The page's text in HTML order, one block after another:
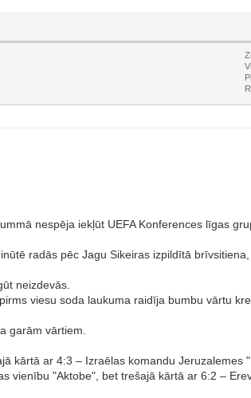
nespēja iekļūt UEFA Konferences līgas
radās pēc Jagu Sikeiras izpildītā
neizdevās.
viesu soda laukuma raidīja bumbu vārtu
garām vārtiem.
kārtā ar 4:3 – Izraēlas komandu Jeruzalemes
vienību "Aktobe", bet trešajā kārtā ar 6:2 –